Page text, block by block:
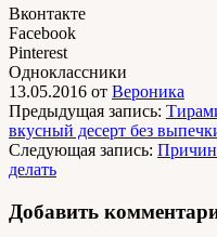
Вконтакте
Facebook
Pinterest
Одноклассники
13.05.2016 от Вероника
Предыдущая запись:
вкусный десерт без
Следующая запись:
делать
Добавить